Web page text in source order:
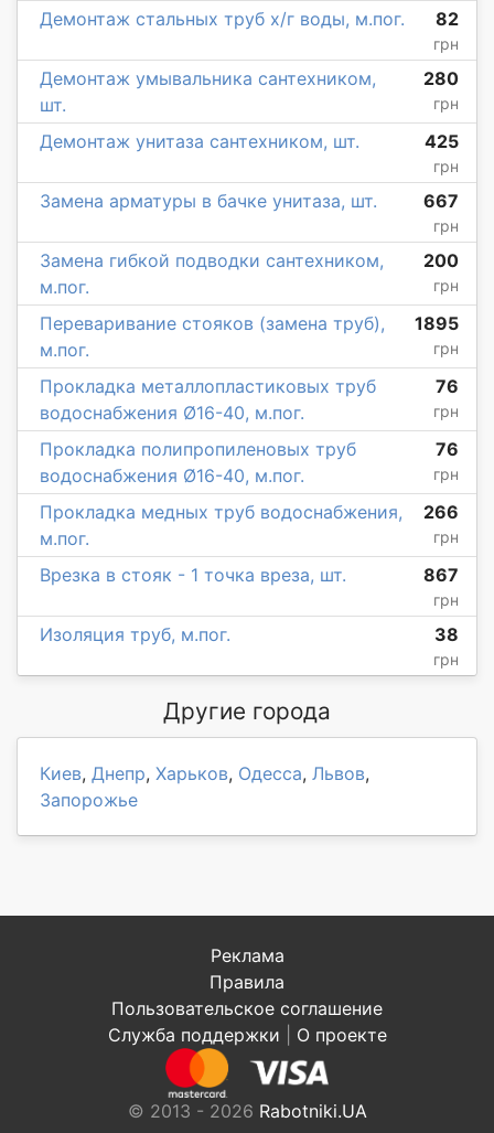
Демонтаж стальных труб х/г воды, м.пог. 82
грн
Демонтаж умывальника сантехником,
шт.
280
грн
Демонтаж унитаза сантехником, шт. 425
грн
Замена арматуры в бачке унитаза, шт. 667
грн
Замена гибкой подводки сантехником,
м.пог.
200
грн
Переваривание стояков (замена труб),
м.пог.
1895
грн
Прокладка металлопластиковых труб
водоснабжения Ø16-40, м.пог.
76
грн
Прокладка полипропиленовых труб
водоснабжения Ø16-40, м.пог.
76
грн
Прокладка медных труб водоснабжения,
м.пог.
266
грн
Врезка в стояк - 1 точка вреза, шт. 867
грн
Изоляция труб, м.пог. 38
грн
Другие города
Киев, Днепр, Харьков, Одесса, Львов,
Запорожье
Реклама
Правила
Пользовательское соглашение
Служба поддержки
О проекте
© 2013 - 2026 Rabotniki.UA